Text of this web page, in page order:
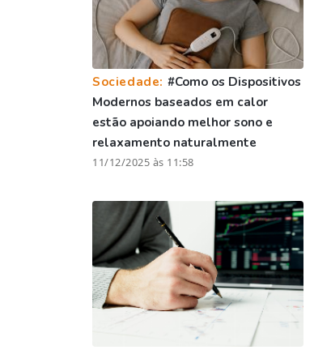
Sociedade: #Como os Dispositivos
Modernos baseados em calor
estão apoiando melhor sono e
relaxamento naturalmente
11/12/2025 às 11:58